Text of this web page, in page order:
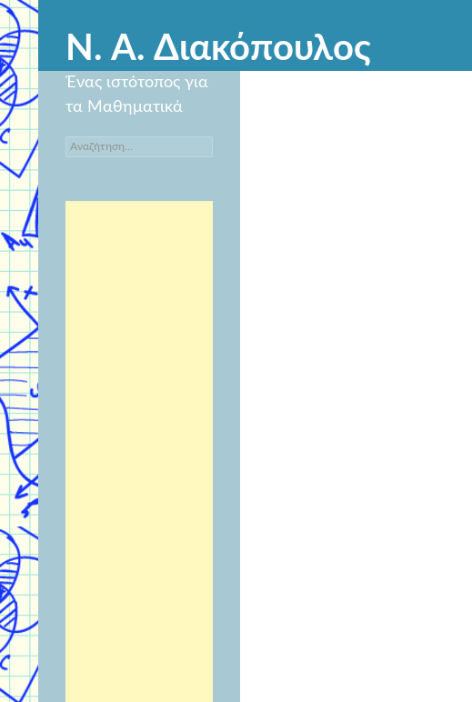
Ν. Α. Διακόπουλος
Ένας ιστότοπος για
τα Μαθηματικά
Αναζήτηση
για: